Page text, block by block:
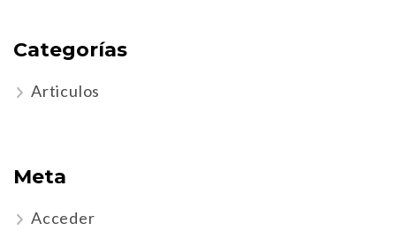
Categorías
Articulos
Meta
Acceder